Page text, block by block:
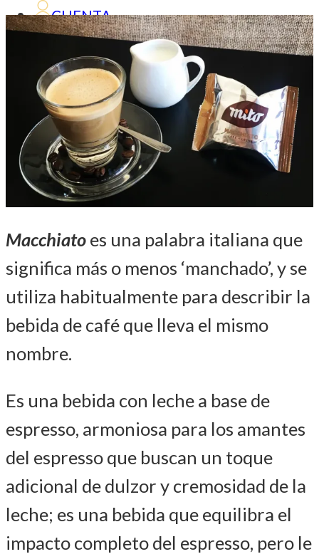
CUENTA
Macchiato es una palabra italiana que
significa más o menos ‘manchado’, y se
utiliza habitualmente para describir la
bebida de café que lleva el mismo
nombre.
Es una bebida con leche a base de
espresso, armoniosa para los amantes
del espresso que buscan un toque
adicional de dulzor y cremosidad de la
leche; es una bebida que equilibra el
impacto completo del espresso, pero le